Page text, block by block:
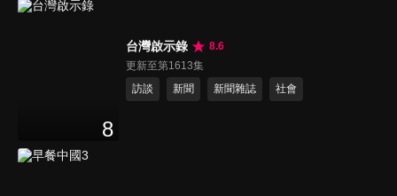
8
台灣啟示錄
8.6
更新至第1613集
訪談
新聞 新聞雜誌 社會